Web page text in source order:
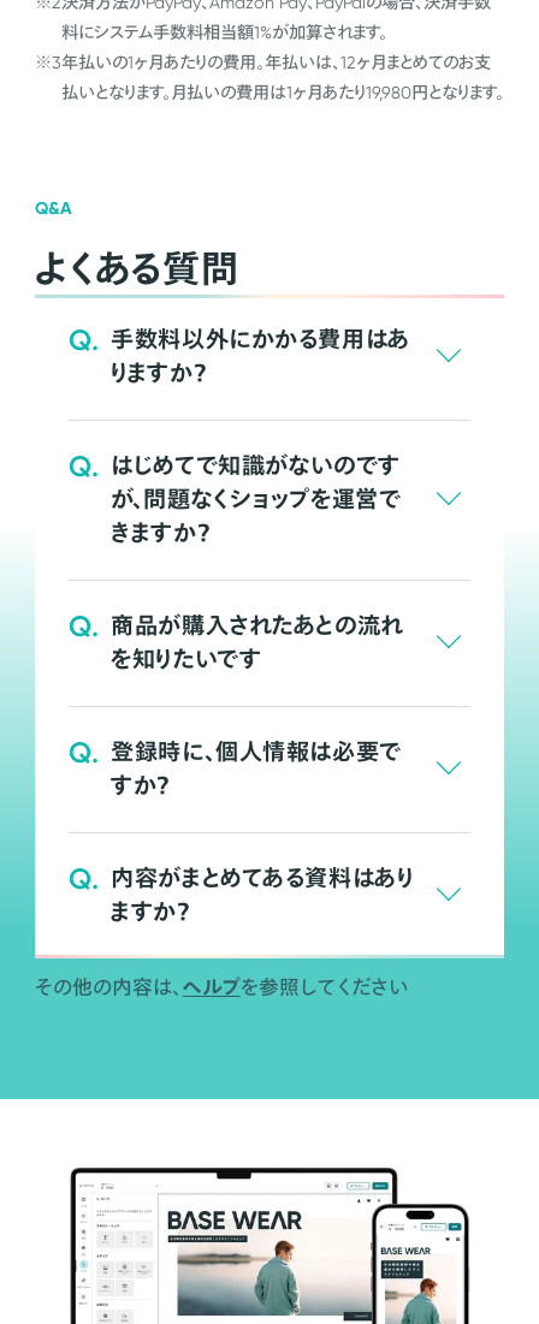
料にシステム手数料相当額1%が加算されます。
※3年払いの1ヶ月あたりの費用。年払いは、12ヶ月まとめてのお支
払いとなります。月払いの費用は1ヶ月あたり19,980円となります。
Q&A
よくある質問
Q. 手数料以外にかかる費用はあ
りますか？
Q. はじめてで知識がないのです
が、問題なくショップを運営で
きますか？
Q. 商品が購入されたあとの流れ
を知りたいです
Q. 登録時に、個人情報は必要で
すか？
Q. 内容がまとめてある資料はあり
ますか？
その他の内容は、 ヘルプを参照してください